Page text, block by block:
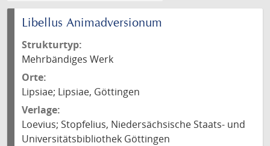
Libellus Animadversionum
Strukturtyp:
Mehrbändiges Werk
Orte:
Lipsiae; Lipsiae, Göttingen
Verlage:
Loevius; Stopfelius, Niedersächsische Staats- und
Universitätsbibliothek Göttingen